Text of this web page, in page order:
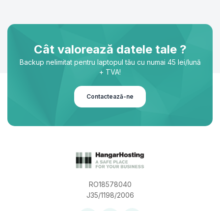
Cât valorează datele tale ?
Backup nelimitat pentru laptopul tău cu numai 45 lei/lună
+ TVA!
Contactează-ne
RO18578040
J35/1198/2006